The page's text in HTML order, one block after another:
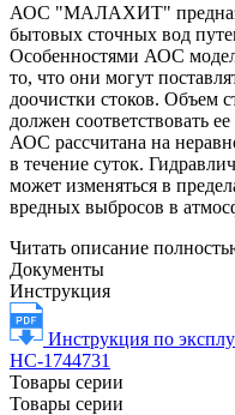
АОС "МАЛАХИТ"
бытовых сточных вод
Особенностями АОС
то, что они могут
доочистки стоков.
должен соответствовать
АОС рассчитана на
в течение суток.
может изменяться в
вредных выбросов в
Читать описание
Документы
Инструкция
Инструкция по
НС-1744731
Товары серии
Товары серии